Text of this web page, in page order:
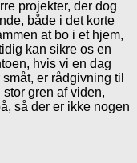
projekter, der dog
både i det korte
at bo i et hjem,
kan sikre os en
hvis vi en dag
er rådgivning til
gren af viden,
så der er ikke nogen